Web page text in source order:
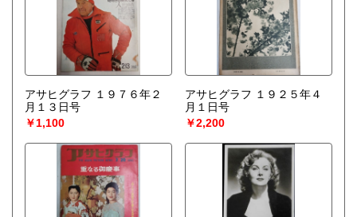
アサヒグラフ １９７６年２
月１３日号
￥1,100
アサヒグラフ １９２５年４
月１日号
￥2,200